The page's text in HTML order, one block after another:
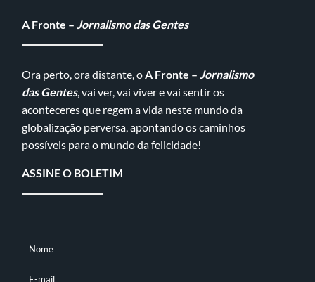
A Fronte – Jornalismo das Gentes
Ora perto, ora distante, oA Fronte – Jornalismo
das Gentes, vai ver, vai viver e vai sentir os
aconteceres que regem a vida neste mundo da
globalização perversa, apontando os caminhos
possíveis para o mundo da felicidade!
ASSINE O BOLETIM
NOME
Nome
E-mail